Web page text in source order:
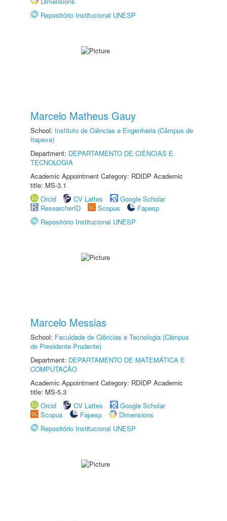
Repositório Institucional UNESP
Marcelo Matheus Gauy
School: Instituto de Ciências e Engenharia (Câmpus de
Itapeva)
Department: DEPARTAMENTO DE CIÊNCIAS E
TECNOLOGIA
Academic Appointment Category: RDIDP Academic
title: MS-3.1
Orcid
CV Lattes
Google Scholar
ResearcherID
Scopus
Fapesp
Repositório Institucional UNESP
Marcelo Messias
School: Faculdade de Ciências e Tecnologia (Câmpus
de Presidente Prudente)
Department: DEPARTAMENTO DE MATEMÁTICA E
COMPUTAÇÃO
Academic Appointment Category: RDIDP Academic
title: MS-5.3
Orcid
CV Lattes
Google Scholar
Scopus
Fapesp
Dimensions
Repositório Institucional UNESP